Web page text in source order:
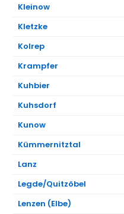
Kleinow
Kletzke
Kolrep
Krampfer
Kuhbier
Kuhsdorf
Kunow
Kümmernitztal
Lanz
Legde/Quitzöbel
Lenzen (Elbe)